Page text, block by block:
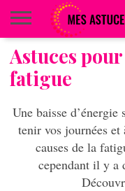
BEAUTÉ
COIFFURE
ALIMENTATION
MAQUILLAGE
MAISON
Astuces
fatigue
Une baisse
tenir vos journées et
causes de la
cependant il y a